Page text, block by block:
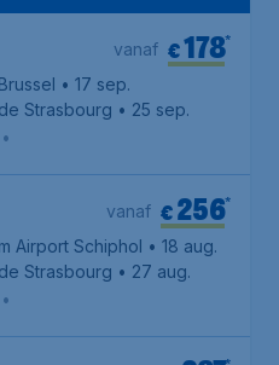
€178*
vanaf
• 17 sep.
Strasbourg • 25 sep.
•
€256*
vanaf
Airport Schiphol • 18 aug.
Strasbourg • 27 aug.
•